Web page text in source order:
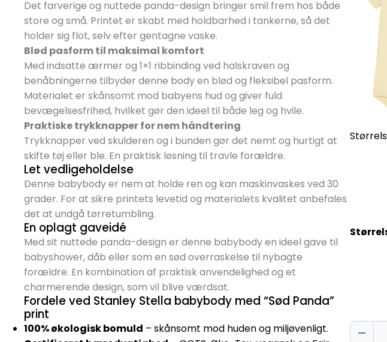
Det farverige og nuttede panda-design bringer smil frem hos både
store og små. Printet er skabt med holdbarhed i tankerne, så det
holder sig flot, selv efter gentagne vaske.
Blød pasform til maksimal komfort
Med indsatte ærmer og 1×1 ribbinding ved halskraven og
benåbningerne tilbyder denne body en blød og fleksibel pasform.
Materialet er skånsomt mod babyens hud og giver fuld
bevægelsesfrihed, hvilket gør den ideel til både leg og hvile.
Praktiske trykknapper for nem håndtering
Trykknapper ved skulderen og i bunden gør det nemt og hurtigt at
skifte tøj eller ble. En praktisk løsning til travle forældre.
Let vedligeholdelse
Denne babybody er nem at holde ren og kan maskinvaskes ved 30
grader. For at sikre printets levetid og materialets kvalitet anbefales
det at undgå tørretumbling.
En oplagt gaveidé
Med sit nuttede panda-design er denne babybody en ideel gave til
babyshower, dåb eller som en sød overraskelse til nybagte
forældre. En kombination af praktisk anvendelighed og et
charmerende design, som vil blive værdsat.
Fordele ved Stanley Stella babybody med “Sød Panda”
print
100% økologisk bomuld – skånsomt mod huden og miljøvenligt.
Sød